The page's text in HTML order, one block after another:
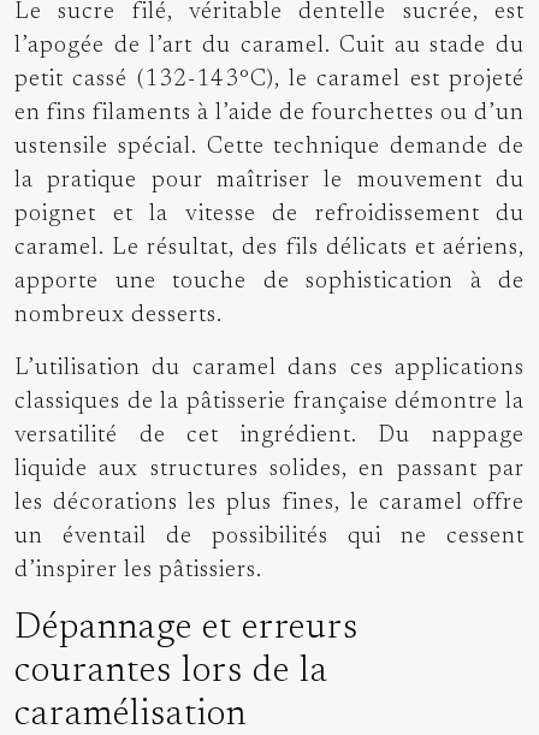
Le sucre filé, véritable dentelle sucrée, est
l’apogée de l’art du caramel. Cuit au stade du
petit cassé (132-143°C), le caramel est projeté
en fins filaments à l’aide de fourchettes ou d’un
ustensile spécial. Cette technique demande de
la pratique pour maîtriser le mouvement du
poignet et la vitesse de refroidissement du
caramel. Le résultat, des fils délicats et aériens,
apporte une touche de sophistication à de
nombreux desserts.
L’utilisation du caramel dans ces applications
classiques de la pâtisserie française démontre la
versatilité de cet ingrédient. Du nappage
liquide aux structures solides, en passant par
les décorations les plus fines, le caramel offre
un éventail de possibilités qui ne cessent
d’inspirer les pâtissiers.
Dépannage et erreurs
courantes lors de la
caramélisation